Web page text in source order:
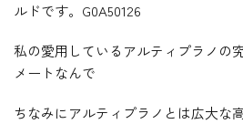
ルドです。G0A50126
私の愛用しているアルティプラノの
メートなんで
ちなみにアルティプラノとは広大な